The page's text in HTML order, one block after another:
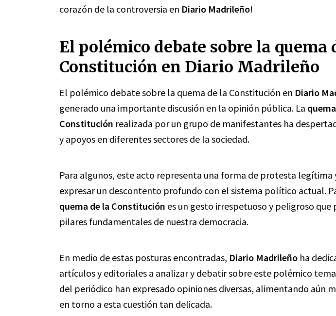
corazón de la controversia en Diario Madrileño!
El polémico debate sobre la quema
Constitución en Diario Madrileño
El polémico debate sobre la quema de la Constitución en Diario
generado una importante discusión en la opinión pública. La
Constitución realizada por un grupo de manifestantes ha
y apoyos en diferentes sectores de la sociedad.
Para algunos, este acto representa una forma de protesta legítima
expresar un descontento profundo con el sistema político actual.
quema de la Constitución es un gesto irrespetuoso y peligroso que
pilares fundamentales de nuestra democracia.
En medio de estas posturas encontradas, Diario Madrileño ha
artículos y editoriales a analizar y debatir sobre este polémico
del periódico han expresado opiniones diversas, alimentando aún
en torno a esta cuestión tan delicada.